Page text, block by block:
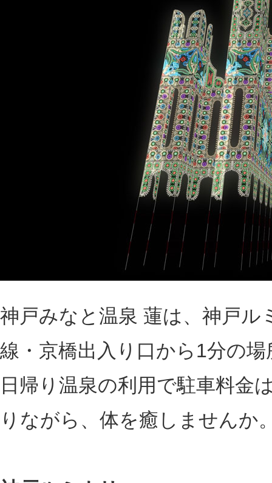
神戸みなと温泉 蓮は、神戸ル
線・京橋出入り口から1分の
日帰り温泉の利用で駐車料金
りながら、体を癒しませんか